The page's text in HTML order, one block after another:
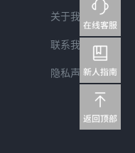
网站cosme旗下的美
、美发到身体护理、
本女性的喜爱。接下
用流程（乐一番是什
shopping等日本电商
本以外的海外地址的
开@cosme shoppin
两遍您的邮箱地址
关于我们
联系我们
隐私声明